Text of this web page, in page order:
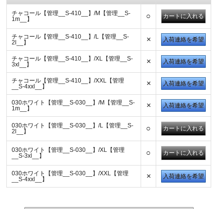
チャコール【管理__S-410__】/M【管理__S-
1m__】
○
チャコール【管理__S-410__】/L【管理__S-
2l__】
× 入荷連絡を希望
チャコール【管理__S-410__】/XL【管理__S-
3xl__】
× 入荷連絡を希望
チャコール【管理__S-410__】/XXL【管理
__S-4xxl__】
× 入荷連絡を希望
030ホワイト【管理__S-030__】/M【管理__S-
1m__】
× 入荷連絡を希望
030ホワイト【管理__S-030__】/L【管理__S-
2l__】
○
030ホワイト【管理__S-030__】/XL【管理
__S-3xl__】
○
030ホワイト【管理__S-030__】/XXL【管理
__S-4xxl__】
× 入荷連絡を希望